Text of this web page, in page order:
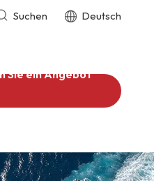
Suchen Deutsch
Sie ein Angebot